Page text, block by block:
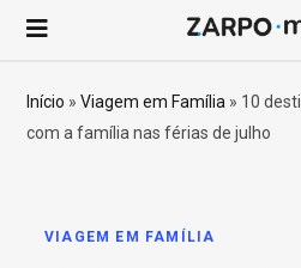
Início »Viagem em Família » 10
com a família nas férias de julho
VIAGEM EM FAMÍLIA